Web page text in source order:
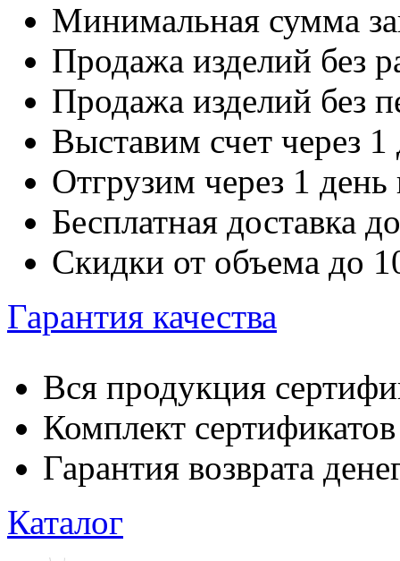
Минимальная сумма
Продажа изделий без
Продажа изделий без
Выставим счет через 1
Отгрузим через 1
Бесплатная доставка
Скидки от объема до
Гарантия качества
Вся продукция
Комплект
Гарантия возврата
Каталог